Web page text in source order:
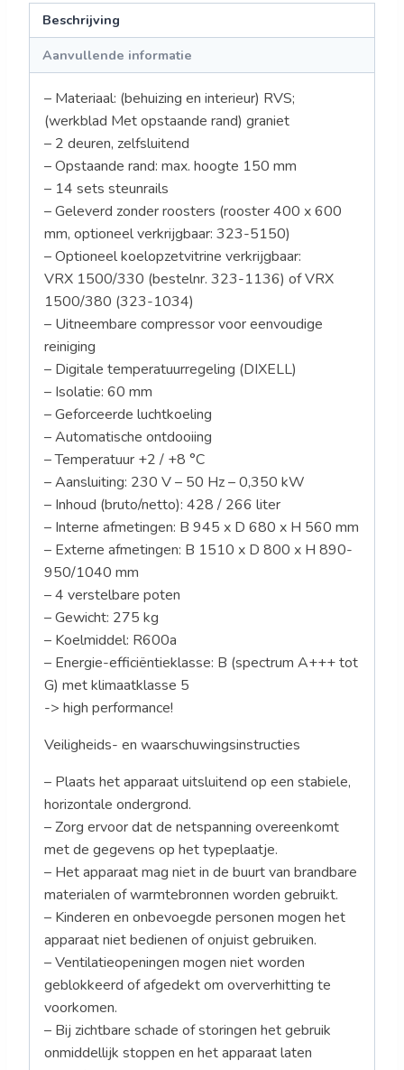
Beschrijving
Aanvullende informatie
– Materiaal: (behuizing en interieur) RVS;
(werkblad Met opstaande rand) graniet
– 2 deuren, zelfsluitend
– Opstaande rand: max. hoogte 150 mm
– 14 sets steunrails
– Geleverd zonder roosters (rooster 400 x 600
mm, optioneel verkrijgbaar: 323-5150)
– Optioneel koelopzetvitrine verkrijgbaar:
VRX 1500/330 (bestelnr. 323-1136) of VRX
1500/380 (323-1034)
– Uitneembare compressor voor eenvoudige
reiniging
– Digitale temperatuurregeling (DIXELL)
– Isolatie: 60 mm
– Geforceerde luchtkoeling
– Automatische ontdooiing
– Temperatuur +2 / +8 °C
– Aansluiting: 230 V – 50 Hz – 0,350 kW
– Inhoud (bruto/netto): 428 / 266 liter
– Interne afmetingen: B 945 x D 680 x H 560 mm
– Externe afmetingen: B 1510 x D 800 x H 890-
950/1040 mm
– 4 verstelbare poten
– Gewicht: 275 kg
– Koelmiddel: R600a
– Energie-efficiëntieklasse: B (spectrum A+++ tot
G) met klimaatklasse 5
-> high performance!
Veiligheids- en waarschuwingsinstructies
– Plaats het apparaat uitsluitend op een stabiele,
horizontale ondergrond.
– Zorg ervoor dat de netspanning overeenkomt
met de gegevens op het typeplaatje.
– Het apparaat mag niet in de buurt van brandbare
materialen of warmtebronnen worden gebruikt.
– Kinderen en onbevoegde personen mogen het
apparaat niet bedienen of onjuist gebruiken.
– Ventilatieopeningen mogen niet worden
geblokkeerd of afgedekt om oververhitting te
voorkomen.
– Bij zichtbare schade of storingen het gebruik
onmiddellijk stoppen en het apparaat laten